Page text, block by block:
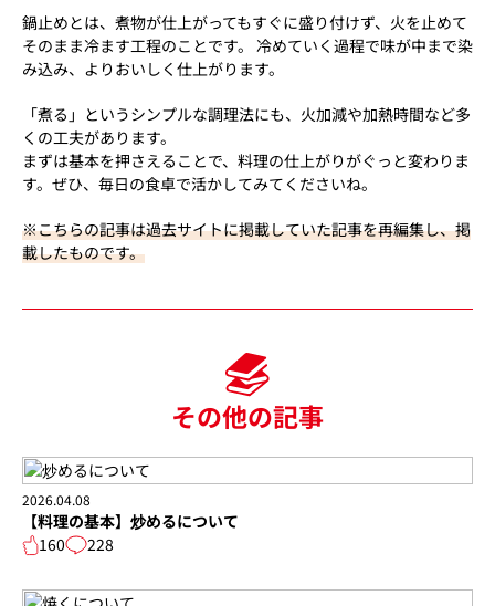
鍋止めとは、煮物が仕上がってもすぐに盛り付けず、火を止めて
そのまま冷ます工程のことです。 冷めていく過程で味が中まで染
み込み、よりおいしく仕上がります。
「煮る」というシンプルな調理法にも、火加減や加熱時間など多
くの工夫があります。
まずは基本を押さえることで、料理の仕上がりがぐっと変わりま
す。ぜひ、毎日の食卓で活かしてみてくださいね。
※こちらの記事は過去サイトに掲載していた記事を再編集し、掲
載したものです。
その他の記事
2026.04.08
【料理の基本】炒めるについて
160
228